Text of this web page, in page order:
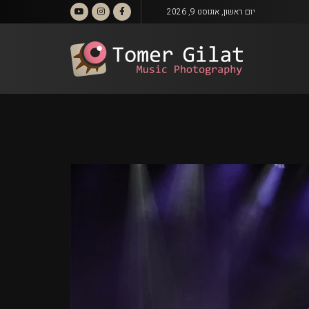
יום ראשון, אוגוסט 9, 2026